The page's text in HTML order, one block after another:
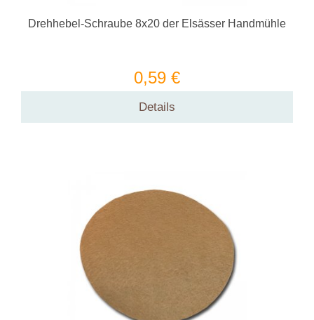
Drehhebel-Schraube 8x20 der Elsässer Handmühle
0,59 €
Details